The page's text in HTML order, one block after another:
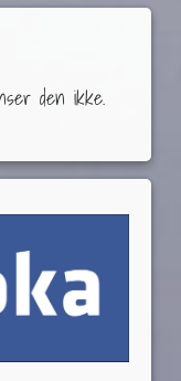
den ikke.